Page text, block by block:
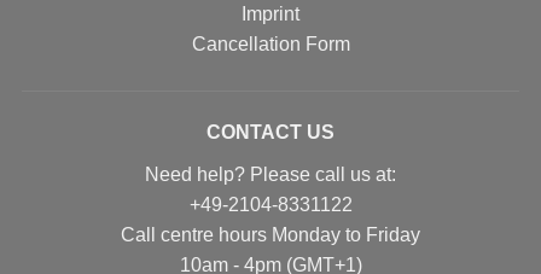
Imprint
Cancellation Form
CONTACT US
Need help? Please call us at:
+49-2104-8331122
Call centre hours Monday to Friday
10am - 4pm (GMT+1)